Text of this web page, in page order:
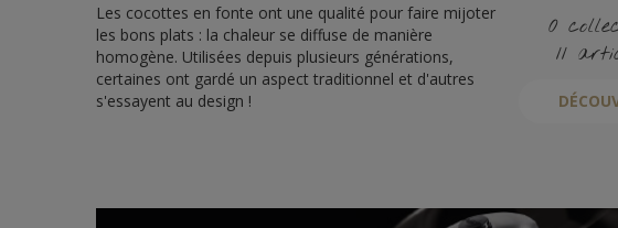
Les cocottes en fonte ont une qualité pour faire mijoter
les bons plats : la chaleur se diffuse de manière
homogène. Utilisées depuis plusieurs générations,
certaines ont gardé un aspect traditionnel et d'autres
s'essayent au design !
0
11